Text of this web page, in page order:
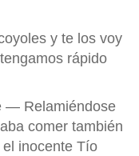
y te los voy
rápido
— Relamiéndose
comer también
el inocente Tío